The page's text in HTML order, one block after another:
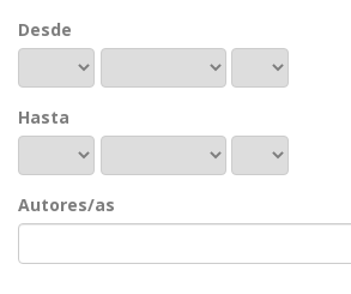
Desde
Hasta
Autores/as